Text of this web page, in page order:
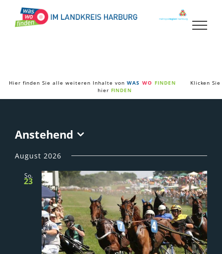
Inhalt
springen
Hier finden Sie alle weiteren Inhalte von WAS WO FINDEN
Klicken Sie
hier FINDEN
Anstehend
wählen.
August 2026
So.
23